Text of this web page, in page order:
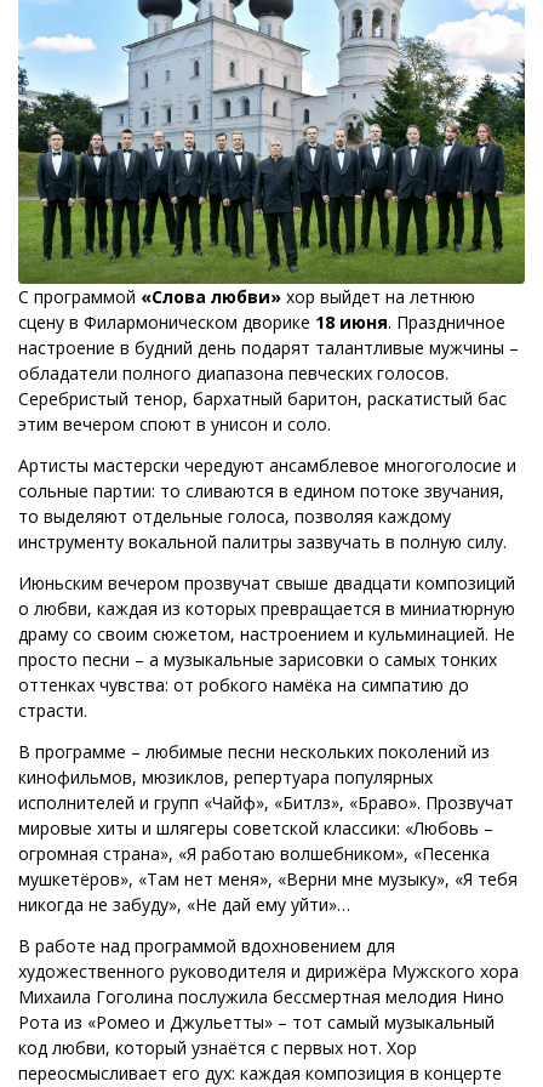
С программой «Слова любви» хор выйдет на летнюю
сцену в Филармоническом дворике 18 июня. Праздничное
настроение в будний день подарят талантливые мужчины –
обладатели полного диапазона певческих голосов.
Серебристый тенор, бархатный баритон, раскатистый бас
этим вечером споют в унисон и соло.
Артисты мастерски чередуют ансамблевое многоголосие и
сольные партии: то сливаются в едином потоке звучания,
то выделяют отдельные голоса, позволяя каждому
инструменту вокальной палитры зазвучать в полную силу.
Июньским вечером прозвучат свыше двадцати композиций
о любви, каждая из которых превращается в миниатюрную
драму со своим сюжетом, настроением и кульминацией. Не
просто песни – а музыкальные зарисовки о самых тонких
оттенках чувства: от робкого намёка на симпатию до
страсти.
В программе – любимые песни нескольких поколений из
кинофильмов, мюзиклов, репертуара популярных
исполнителей и групп «Чайф», «Битлз», «Браво». Прозвучат
мировые хиты и шлягеры советской классики: «Любовь –
огромная страна», «Я работаю волшебником», «Песенка
мушкетёров», «Там нет меня», «Верни мне музыку», «Я тебя
никогда не забуду», «Не дай ему уйти»…
В работе над программой вдохновением для
художественного руководителя и дирижёра Мужского хора
Михаила Гоголина послужила бессмертная мелодия Нино
Рота из «Ромео и Джульетты» – тот самый музыкальный
код любви, который узнаётся с первых нот. Хор
переосмысливает его дух: каждая композиция в концерте